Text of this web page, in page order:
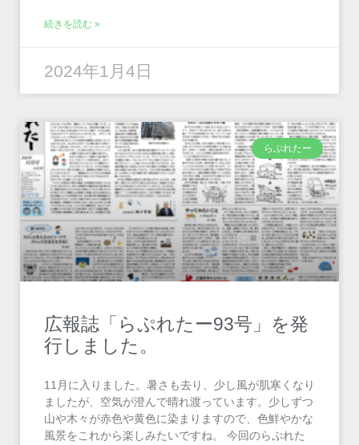
続きを読む »
2024年1月4日
らぷれたー
広報誌「らぷれたー93号」を発
行しました。
11月に入りました。暑さも去り、少し風が肌寒くなり
ましたが、空気が澄んで晴れ渡っています。少しずつ
山や木々が赤色や黄色に染まりますので、色鮮やかな
風景をこれから楽しみたいですね。 今回のらぷれた